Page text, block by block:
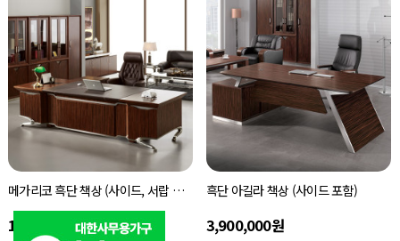
메가리코 흑단 책상 (사이드, 서랍 포함)
11,600,000원
흑단 아길라 책상 (사이드 포함)
3,900,000원